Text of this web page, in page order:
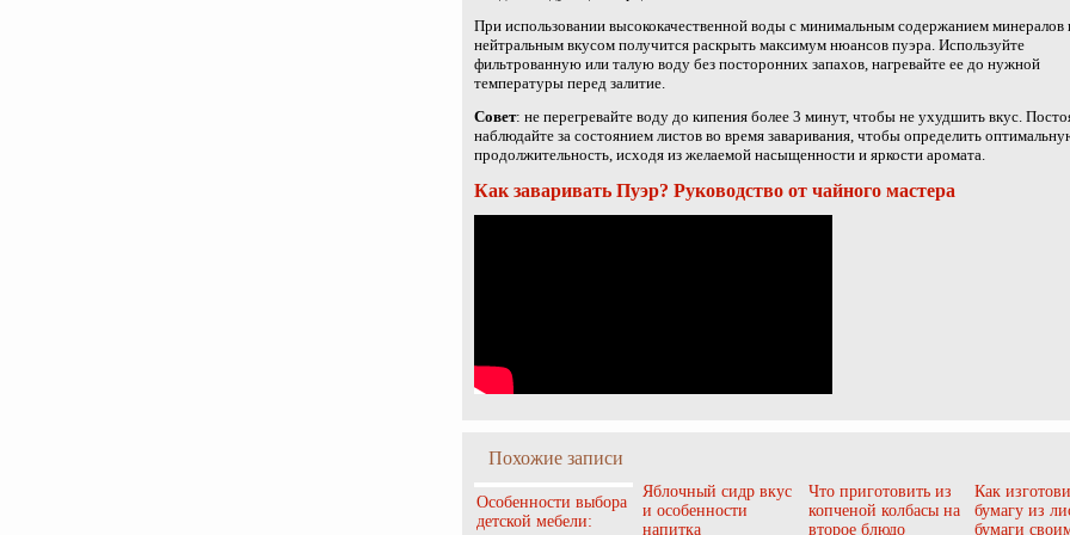
При использовании высококачественной воды с минимальным содержанием минералов
нейтральным вкусом получится раскрыть максимум нюансов пуэра. Используйте
фильтрованную или талую воду без посторонних запахов, нагревайте ее до нужной
температуры перед залитие.
Совет: не перегревайте воду до кипения более 3 минут, чтобы не ухудшить вкус.
наблюдайте за состоянием листов во время заваривания, чтобы определить
продолжительность, исходя из желаемой насыщенности и яркости аромата.
Как заваривать Пуэр? Руководство от чайного мастера
Похожие записи
Особенности выбора
детской мебели:
Яблочный сидр вкус
и особенности
напитка
Что приготовить из
копченой колбасы на
второе блюдо
Как
бумагу из
бумаги